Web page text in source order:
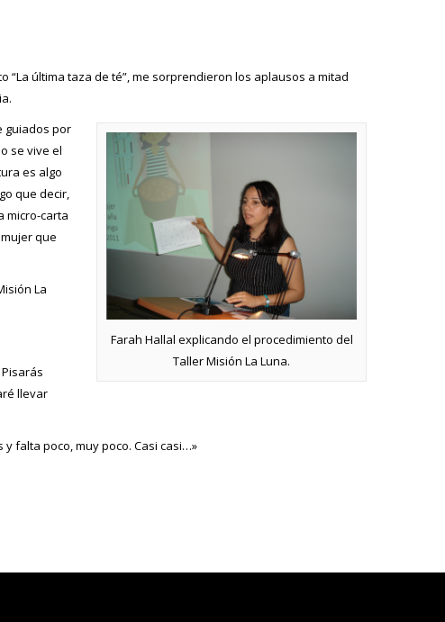
última taza de té”, me sorprendieron los aplausos a mitad
Farah Hallal explicando el procedimiento del
Taller Misión La Luna.
guiados por
se vive el
es algo
que decir,
micro-carta
que
La
llevar
falta poco, muy poco. Casi casi…»